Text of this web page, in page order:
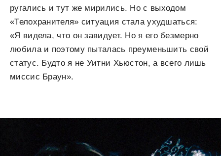
ругались и тут же мирились. Но с выходом
«Телохранителя» ситуация стала ухудшаться:
«Я видела, что он завидует. Но я его безмерно
любила и поэтому пыталась преуменьшить свой
статус. Будто я не Уитни Хьюстон, а всего лишь
миссис Браун».